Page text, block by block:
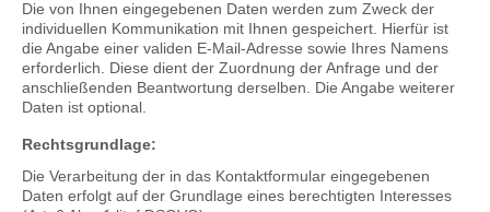
Die von Ihnen eingegebenen Daten werden zum Zweck der
individuellen Kommunikation mit Ihnen gespeichert. Hierfür ist
die Angabe einer validen E-Mail-Adresse sowie Ihres Namens
erforderlich. Diese dient der Zuordnung der Anfrage und der
anschließenden Beantwortung derselben. Die Angabe weiterer
Daten ist optional.
Rechtsgrundlage:
Die Verarbeitung der in das Kontaktformular eingegebenen
Daten erfolgt auf der Grundlage eines berechtigten Interesses